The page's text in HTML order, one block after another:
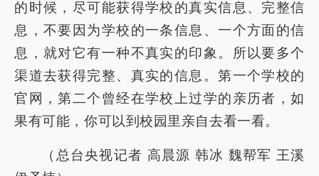
的时候，尽可能获得学校的真实信息、完整信
息，不要因为学校的一条信息、一个方面的信
息，就对它有一种不真实的印象。所以要多个
渠道去获得完整、真实的信息。第一个学校的
官网，第二个曾经在学校上过学的亲历者，如
果有可能，你可以到校园里亲自去看一看。
（总台央视记者 高晨源 韩冰 魏帮军 王溪